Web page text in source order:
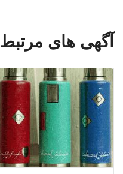
آگهی های مرتبط